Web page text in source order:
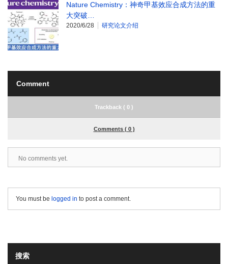
Nature Chemistry：神奇甲基效应合成方法的重
大突破…
2020/6/28 研究论文介绍
Comment
Trackback ( 0 )
Comments ( 0 )
No comments yet.
You must be logged in to post a comment.
搜索